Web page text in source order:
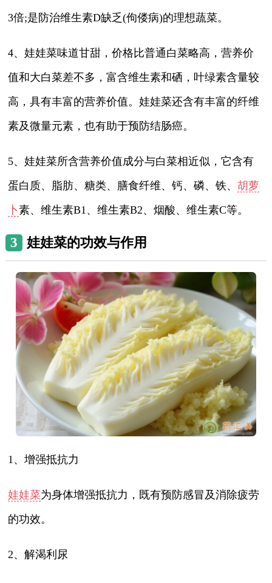
3倍;是防治维生素D缺乏(佝偻病)的理想蔬菜。
4、娃娃菜味道甘甜，价格比普通白菜略高，营养价
值和大白菜差不多，富含维生素和硒，叶绿素含量较
高，具有丰富的营养价值。娃娃菜还含有丰富的纤维
素及微量元素，也有助于预防结肠癌。
5、娃娃菜所含营养价值成分与白菜相近似，它含有
蛋白质、脂肪、糖类、膳食纤维、钙、磷、铁、胡萝
卜素、维生素B1、维生素B2、烟酸、维生素C等。
3 娃娃菜的功效与作用
1、增强抵抗力
娃娃菜为身体增强抵抗力，既有预防感冒及消除疲劳
的功效。
2、解渴利尿